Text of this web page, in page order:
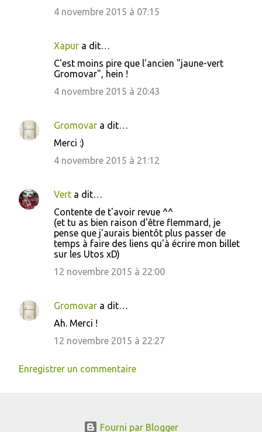
4 novembre 2015 à 07:15
Xapur a dit…
C'est moins pire que l'ancien "jaune-vert
Gromovar", hein !
4 novembre 2015 à 20:43
Gromovar a dit…
Merci :)
4 novembre 2015 à 21:12
Vert a dit…
Contente de t'avoir revue ^^
(et tu as bien raison d'être flemmard, je
pense que j'aurais bientôt plus passer de
temps à faire des liens qu'à écrire mon billet
sur les Utos xD)
12 novembre 2015 à 22:00
Gromovar a dit…
Ah. Merci !
12 novembre 2015 à 22:27
Enregistrer un commentaire
Fourni par Blogger